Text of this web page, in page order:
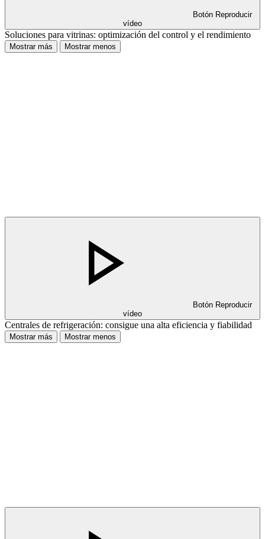
Botón Reproducir
vídeo
Soluciones para vitrinas: optimización del control y el rendimiento
Mostrar más Mostrar menos
Botón Reproducir
vídeo
Centrales de refrigeración: consigue una alta eficiencia y fiabilidad
Mostrar más Mostrar menos